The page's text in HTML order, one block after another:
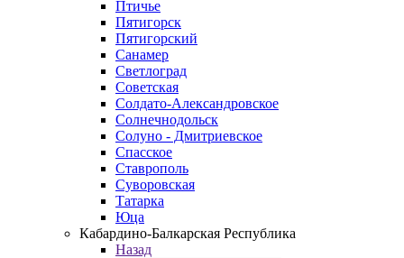
Птичье
Пятигорск
Пятигорский
Санамер
Светлоград
Советская
Солдато-Александровское
Солнечнодольск
Солуно - Дмитриевское
Спасское
Ставрополь
Суворовская
Татарка
Юца
Кабардино‑Балкарская Республика
Назад